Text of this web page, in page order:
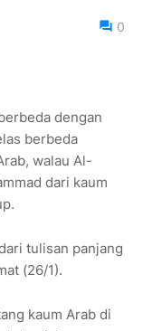
0
dengan
berbeda
walau Al-
dari kaum
tulisan panjang
(26/1).
kaum Arab di